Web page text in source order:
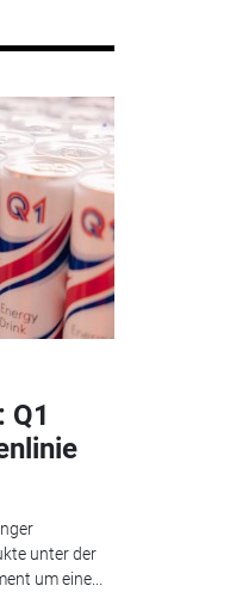
Q1
unter der
um eine...